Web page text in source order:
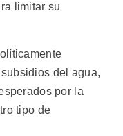
limitar su
del agua,
por la
tipo de